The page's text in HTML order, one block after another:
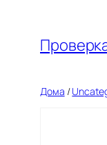
содржината
Дома /